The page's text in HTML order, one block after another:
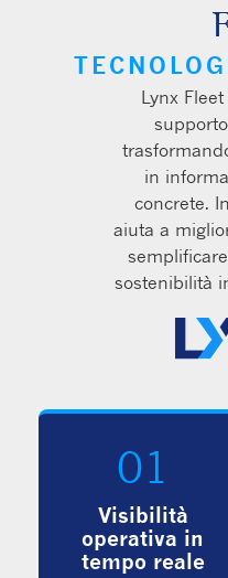
Lynx
in
concrete.
aiuta a
sostenibilità
01
Visibilità
operativa in
tempo reale